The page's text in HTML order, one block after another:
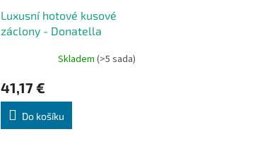
Luxusní hotové kusové
záclony - Donatella
produktu
je
5,0
z
Skladem (>5 sada)
41,17 €
Do košíku